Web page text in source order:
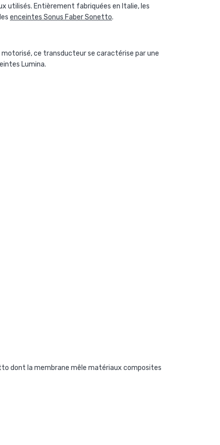
utilisés. Entièrement fabriquées en Italie, les
enceintes Sonus Faber Sonetto.
motorisé, ce transducteur se caractérise par une
Lumina.
dont la membrane mêle matériaux composites